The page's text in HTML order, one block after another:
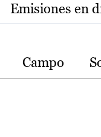
Emisiones en
Campo